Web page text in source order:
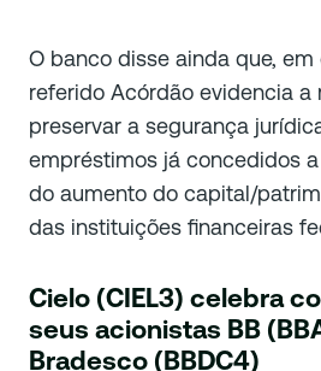
O banco disse ainda que,
referido Acórdão evidencia a
preservar a segurança
empréstimos já concedidos
do aumento do capital/
das instituições financeiras
Cielo (CIEL3) celebra
seus acionistas BB
Bradesco (BBDC4)